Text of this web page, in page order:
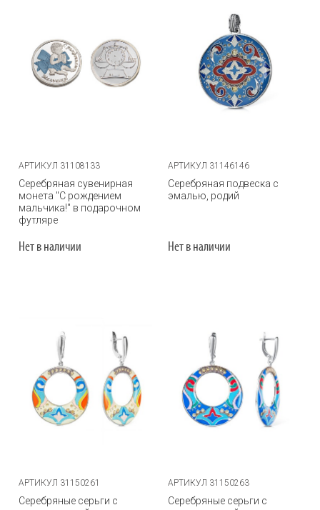
АРТИКУЛ 31108133
Серебряная сувенирная
монета "С рождением
мальчика!" в подарочном
футляре
Нет в наличии
АРТИКУЛ 31146146
Серебряная подвеска с
эмалью, родий
Нет в наличии
АРТИКУЛ 31150261
Серебряные серьги с
АРТИКУЛ 31150263
Серебряные серьги с